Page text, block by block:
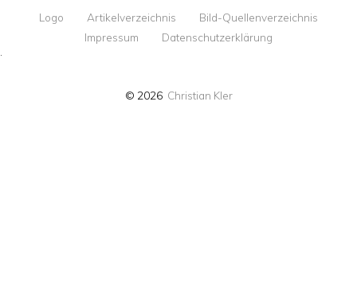
Logo Artikelverzeichnis
Bild-Quellenverzeichnis
Impressum
Datenschutzerklärung
·
© 2026 Christian Kler